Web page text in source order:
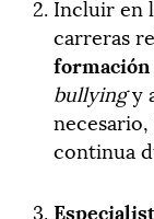
Incluir en
carreras
bullyingy
continua